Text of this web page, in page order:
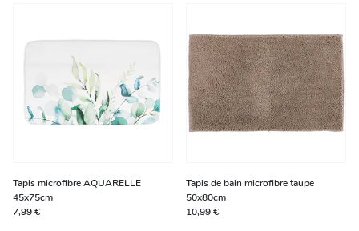
Tapis microfibre AQUARELLE
45x75cm
7,99 €
Tapis de bain microfibre taupe
50x80cm
10,99 €